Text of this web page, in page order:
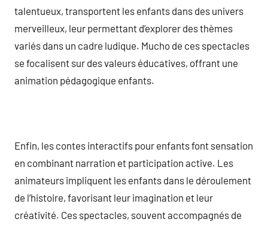
talentueux, transportent les enfants dans des univers
merveilleux, leur permettant d’explorer des thèmes
variés dans un cadre ludique. Mucho de ces spectacles
se focalisent sur des valeurs éducatives, offrant une
animation pédagogique enfants.
Enfin, les contes interactifs pour enfants font sensation
en combinant narration et participation active. Les
animateurs impliquent les enfants dans le déroulement
de l’histoire, favorisant leur imagination et leur
créativité. Ces spectacles, souvent accompagnés de